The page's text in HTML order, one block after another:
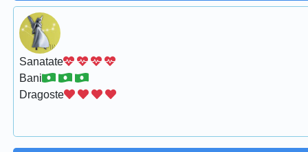
Sanatate
Bani
Dragoste